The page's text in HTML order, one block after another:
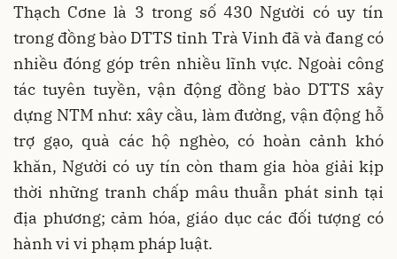
Thạch Cơne là 3 trong số 430 Người có uy tín
trong đồng bào DTTS tỉnh Trà Vinh đã và đang có
nhiều đóng góp trên nhiều lĩnh vực. Ngoài công
tác tuyên tuyền, vận động đồng bào DTTS xây
dựng NTM như: xây cầu, làm đường, vận động hỗ
trợ gạo, quà các hộ nghèo, có hoàn cảnh khó
khăn, Người có uy tín còn tham gia hòa giải kịp
thời những tranh chấp mâu thuẫn phát sinh tại
địa phương; cảm hóa, giáo dục các đối tượng có
hành vi vi phạm pháp luật.